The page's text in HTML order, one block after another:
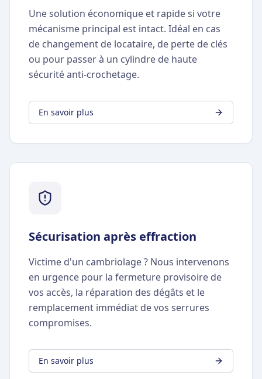
Une solution économique et rapide si votre
mécanisme principal est intact. Idéal en cas
de changement de locataire, de perte de clés
ou pour passer à un cylindre de haute
sécurité anti-crochetage.
En savoir plus
Sécurisation après effraction
Victime d'un cambriolage ? Nous intervenons
en urgence pour la fermeture provisoire de
vos accès, la réparation des dégâts et le
remplacement immédiat de vos serrures
compromises.
En savoir plus